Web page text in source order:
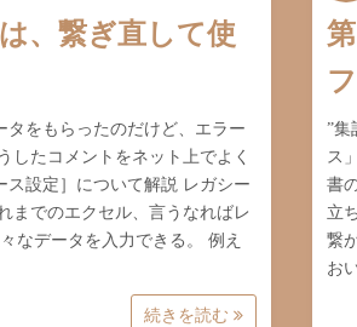
、繋ぎ直して使
をもらったのだけど、エラー
たコメントをネット上でよく
ス設定］について解説 レガシー
までのエクセル、言うなればレ
なデータを入力できる。 例え
続きを読む
”集
ス
書
立
繋
お